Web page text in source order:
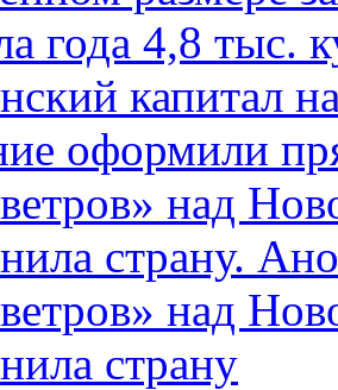
года 4,8 тыс.
капитал
оформили
над
страну.
над
страну